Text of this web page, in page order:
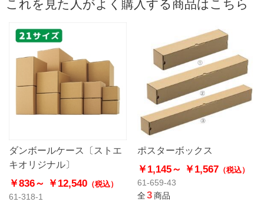
これを見た人がよく購入する商品はこちら
ダンボールケース〔ストエ
キオリジナル〕
￥836～ ￥12,540 （税込）
61-318-1
ポスターボックス
￥1,145～ ￥1,567（税込）
61-659-43
全3商品